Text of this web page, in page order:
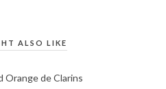
ALSO LIKE
Orange de Clarins